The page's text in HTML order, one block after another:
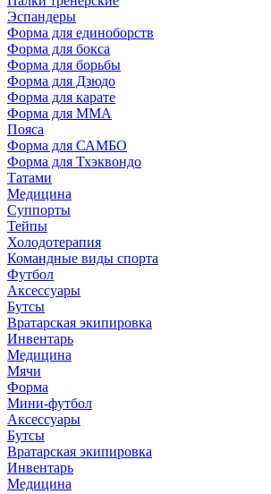
Эспандеры
Форма для единоборств
Форма для бокса
Форма для борьбы
Форма для Дзюдо
Форма для карате
Форма для MMA
Пояса
Форма для САМБО
Форма для Тхэквондо
Татами
Медицина
Суппорты
Тейпы
Холодотерапия
Командные виды спорта
Футбол
Аксессуары
Бутсы
Вратарская экипировка
Инвентарь
Медицина
Мячи
Форма
Мини-футбол
Аксессуары
Бутсы
Вратарская экипировка
Инвентарь
Медицина